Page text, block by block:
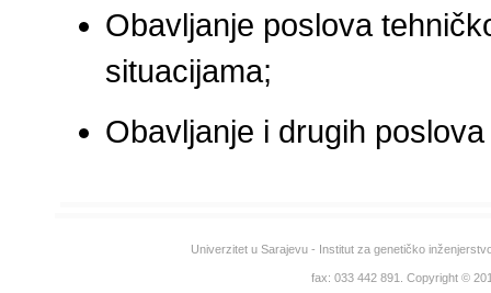
Obavljanje poslova
situacijama;
Obavljanje i drugih
Univerzitet u Sarajevu - Institut za genetičko
fax: 033 442 891. Copyright ©